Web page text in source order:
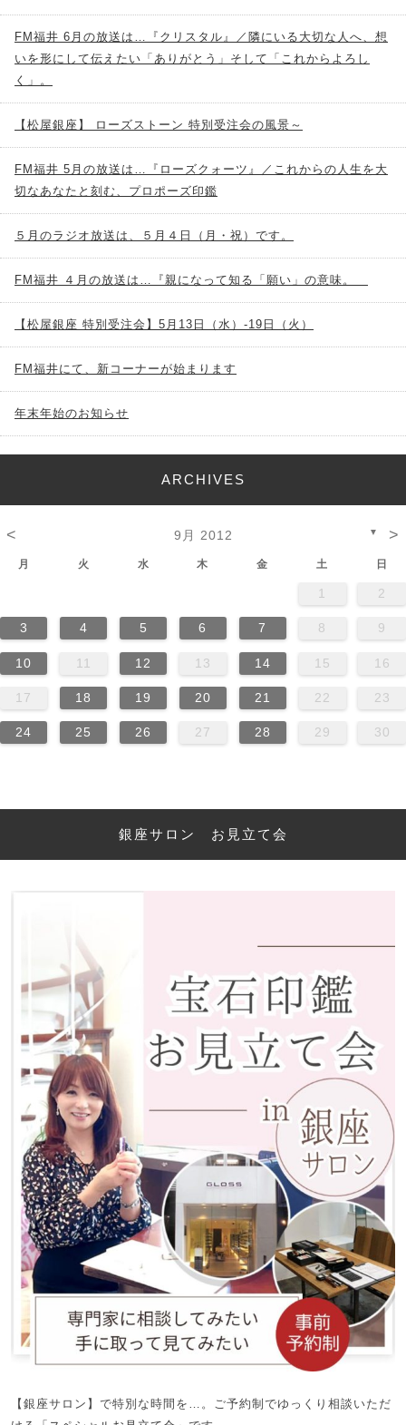
FM福井 6月の放送は…『クリスタル』／隣にいる大切な人へ、想
いを形にして伝えたい「ありがとう」そして「これからよろし
く」。
【松屋銀座】 ローズストーン 特別受注会の風景～
FM福井 5月の放送は…『ローズクォーツ』／これからの人生を大
切なあなたと刻む、プロポーズ印鑑
５月のラジオ放送は、５月４日（月・祝）です。
FM福井 ４月の放送は…『親になって知る「願い」の意味。
【松屋銀座 特別受注会】5月13日（水）-19日（火）
FM福井にて、新コーナーが始まります
年末年始のお知らせ
ARCHIVES
< 9月 2012 ▼ >
月 火 水 木 金 土 日
1 2
3 4 5 6 7 8 9
10 11 12 13 14 15 16
17 18 19 20 21 22 23
24 25 26 27 28 29 30
銀座サロン お見立て会
【銀座サロン】で特別な時間を…。ご予約制でゆっくり相談いただ